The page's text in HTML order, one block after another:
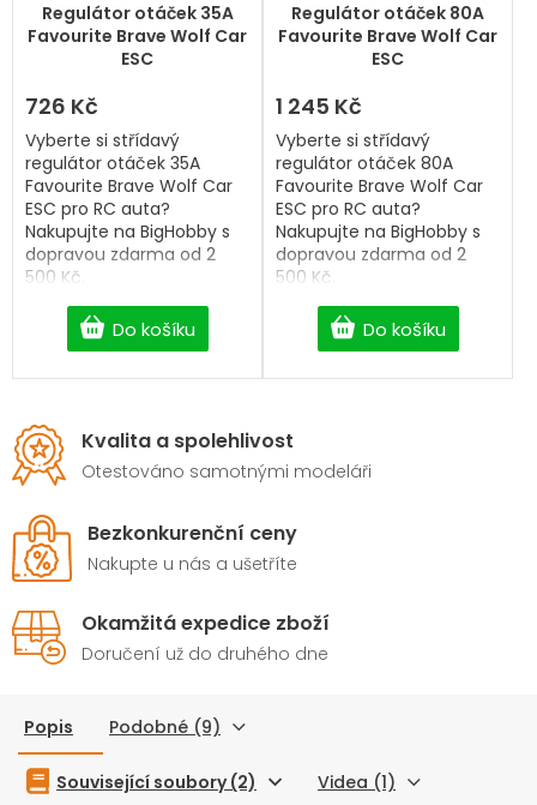
Regulátor otáček 35A
Favourite Brave Wolf Car
ESC
726 Kč
Do košíku
Vyberte si střídavý
regulátor otáček 35A
Favourite Brave Wolf Car
ESC pro RC auta?
Nakupujte na BigHobby s
dopravou zdarma od 2
500 Kč.
Regulátor otáček 80A
Favourite Brave Wolf Car
ESC
1 245 Kč
Do košíku
Vyberte si střídavý
regulátor otáček 80A
Favourite Brave Wolf Car
ESC pro RC auta?
Nakupujte na BigHobby s
dopravou zdarma od 2
500 Kč.
Kvalita a spolehlivost
Otestováno samotnými modeláři
Bezkonkurenční ceny
Nakupte u nás a ušetříte
Okamžitá expedice zboží
Doručení už do druhého dne
Popis Podobné (9)
Související soubory (2) Videa (1)